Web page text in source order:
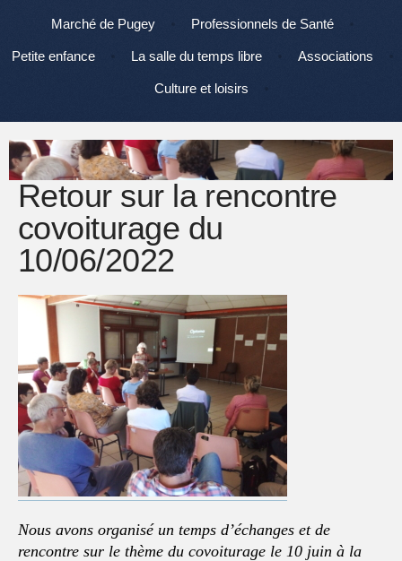
Marché de Pugey Professionnels de Santé
Petite enfance La salle du temps libre Associations
Culture et loisirs
Retour sur la rencontre
covoiturage du
10/06/2022
Nous avons organisé un temps d’échanges et de
rencontre sur le thème du covoiturage le 10 juin à la